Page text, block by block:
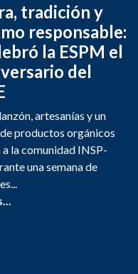
tradición y
responsable:
la ESPM el
del
artesanías y un
productos orgánicos
la comunidad INSP-
una semana de